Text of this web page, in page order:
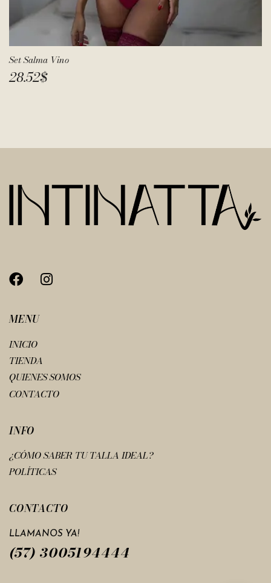
Set Salma Vino
28.52$
MENU
INICIO
TIENDA
QUIENES SOMOS
CONTACTO
INFO
¿CÓMO SABER TU TALLA IDEAL?
POLÍTICAS
CONTACTO
LLAMANOS YA!
(57) 3005194444